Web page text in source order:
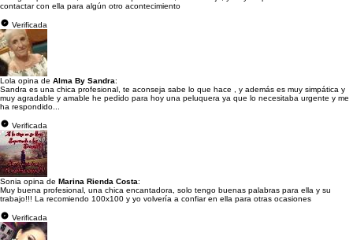
contactar con ella para algún otro acontecimiento
Verificada
Lola opina de Alma By Sandra:
Sandra es una chica profesional, te aconseja sabe lo que hace , y además es muy simpática y
muy agradable y amable he pedido para hoy una peluquera ya que lo necesitaba urgente y me
ha respondido...
Verificada
Sonia opina de Marina Rienda Costa:
Muy buena profesional, una chica encantadora, solo tengo buenas palabras para ella y su
trabajo!!! La recomiendo 100x100 y yo volvería a confiar en ella para otras ocasiones
Verificada